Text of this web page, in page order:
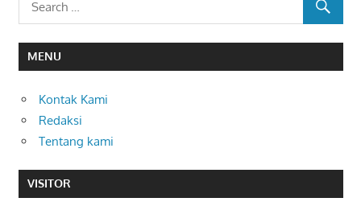
MENU
Kontak Kami
Redaksi
Tentang kami
VISITOR